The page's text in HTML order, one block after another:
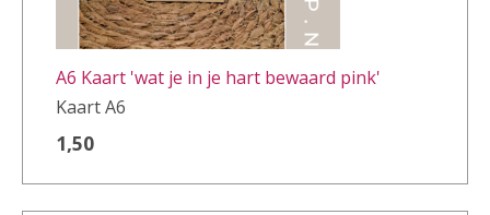
A6 Kaart 'wat je in je hart bewaard pink'
Kaart A6
1,50